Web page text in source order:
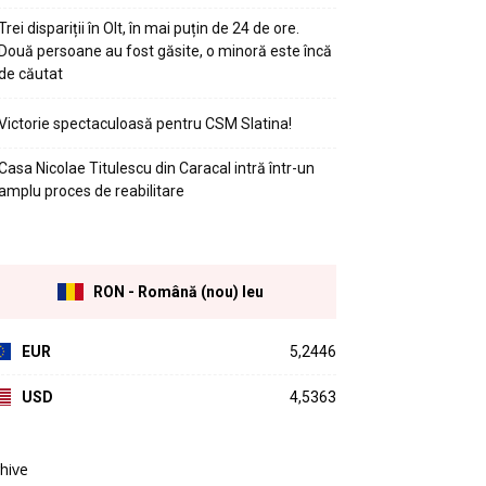
dispariții în Olt, în mai puțin de 24 de ore.
persoane au fost găsite, o minoră este încă
căutat
spectaculoasă pentru CSM Slatina!
Nicolae Titulescu din Caracal intră într-un
proces de reabilitare
RON - Română (nou) leu
EUR 5,2446
USD 4,5363